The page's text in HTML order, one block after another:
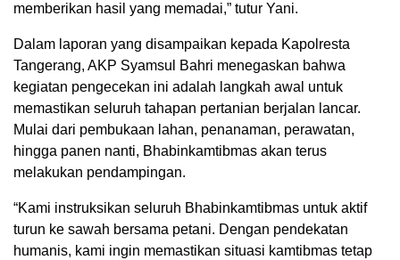
memberikan hasil yang memadai,” tutur Yani.
Dalam laporan yang disampaikan kepada Kapolresta
Tangerang, AKP Syamsul Bahri menegaskan bahwa
kegiatan pengecekan ini adalah langkah awal untuk
memastikan seluruh tahapan pertanian berjalan lancar.
Mulai dari pembukaan lahan, penanaman, perawatan,
hingga panen nanti, Bhabinkamtibmas akan terus
melakukan pendampingan.
“Kami instruksikan seluruh Bhabinkamtibmas untuk aktif
turun ke sawah bersama petani. Dengan pendekatan
humanis, kami ingin memastikan situasi kamtibmas tetap